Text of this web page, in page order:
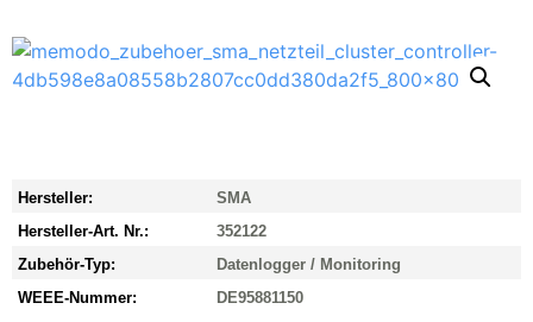
Hersteller:
SMA
Hersteller-Art. Nr.:
352122
Zubehör-Typ:
Datenlogger / Monitoring
WEEE-Nummer:
DE95881150